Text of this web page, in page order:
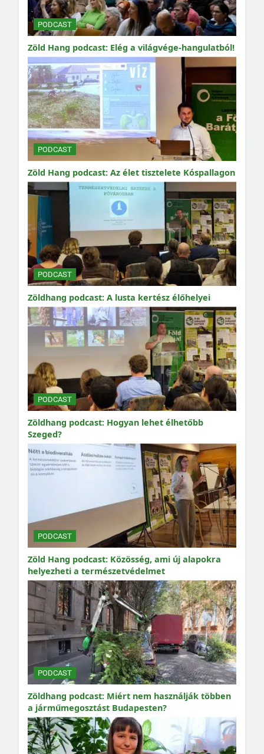
PODCAST
Zöld Hang podcast: Elég a világvége-hangulatból!
PODCAST
Zöld Hang podcast: Az élet tisztelete Kóspallagon
PODCAST
Zöldhang podcast: A lusta kertész élőhelyei
PODCAST
Zöldhang podcast: Hogyan lehet élhetőbb
Szeged?
PODCAST
Zöld Hang podcast: Közösség, ami új alapokra
helyezheti a természetvédelmet
PODCAST
Zöldhang podcast: Miért nem használják többen
a járműmegosztást Budapesten?